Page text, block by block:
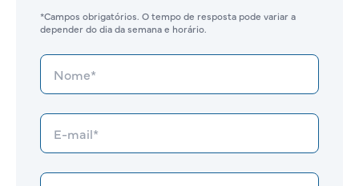
*Campos obrigatórios. O tempo de resposta pode variar a
depender do dia da semana e horário.